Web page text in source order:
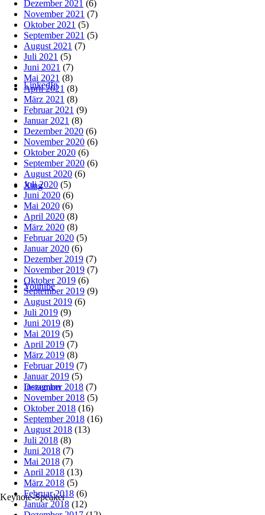
LinkedIn
Xing
Youtube
Instagram
Keynote‑Speaker
Dezember 2021 (6)
November 2021 (7)
Oktober 2021 (5)
September 2021 (5)
August 2021 (7)
Juli 2021 (5)
Juni 2021 (7)
Mai 2021 (8)
April 2021 (8)
März 2021 (8)
Februar 2021 (9)
Januar 2021 (8)
Dezember 2020 (6)
November 2020 (6)
Oktober 2020 (6)
September 2020 (6)
August 2020 (6)
Juli 2020 (5)
Juni 2020 (6)
Mai 2020 (6)
April 2020 (8)
März 2020 (8)
Februar 2020 (5)
Januar 2020 (6)
Dezember 2019 (7)
November 2019 (7)
Oktober 2019 (6)
September 2019 (9)
August 2019 (6)
Juli 2019 (9)
Juni 2019 (8)
Mai 2019 (5)
April 2019 (7)
März 2019 (8)
Februar 2019 (7)
Januar 2019 (5)
Dezember 2018 (7)
November 2018 (5)
Oktober 2018 (16)
September 2018 (16)
August 2018 (13)
Juli 2018 (8)
Juni 2018 (7)
Mai 2018 (7)
April 2018 (13)
März 2018 (5)
Februar 2018 (6)
Januar 2018 (12)